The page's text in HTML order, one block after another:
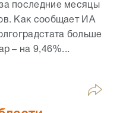
последние месяцы
Как сообщает ИА
больше
– на 9,46%...